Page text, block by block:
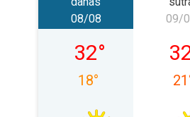
sábado, 08/08
08/08
32°
18°
09/
21